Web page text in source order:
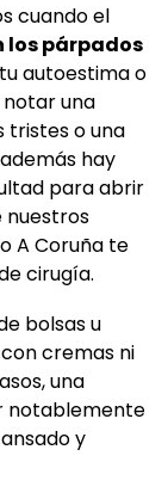
cuando el
los párpados
autoestima o
notar una
tristes o una
hay
para abrir
nuestros
A Coruña te
cirugía.
bolsas u
cremas ni
una
notablemente
y